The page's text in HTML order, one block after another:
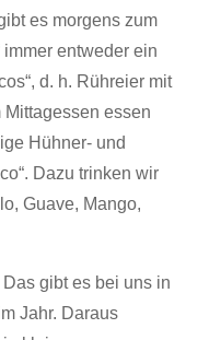
es morgens zum
immer entweder ein
d. h. Rühreier mit
essen
Hühner- und
Dazu trinken wir
Guave, Mango,
gibt es bei uns in
Jahr. Daraus